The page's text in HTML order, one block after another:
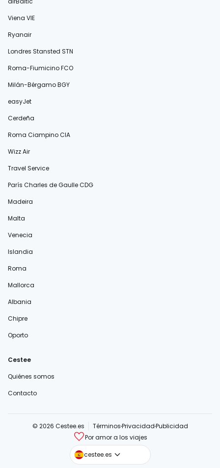
Viena VIE
Ryanair
Londres Stansted STN
Roma-Fiumicino FCO
Milán-Bérgamo BGY
easyJet
Cerdeña
Roma Ciampino CIA
Wizz Air
Travel Service
París Charles de Gaulle CDG
Madeira
Malta
Venecia
Islandia
Roma
Mallorca
Albania
Chipre
Oporto
Cestee
Quiénes somos
Contacto
© 2026 Cestee.es TérminosPrivacidadPublicidad
Por amor a los viajes
cestee.es
cestee.com
cestee.sk